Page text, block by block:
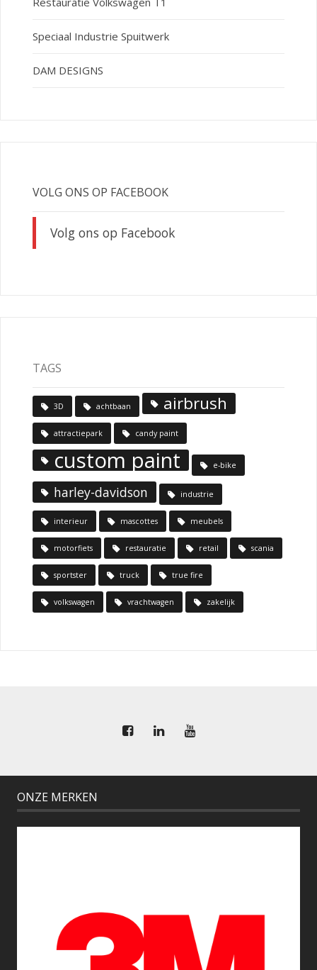
Speciaal Industrie Spuitwerk
DAM DESIGNS
VOLG ONS OP FACEBOOK
Volg ons op Facebook
TAGS
3D achtbaan airbrush
attractiepark candy paint
custom paint e-bike
harley-davidson industrie
interieur mascottes meubels
motorfiets restauratie retail scania
sportster truck true fire
volkswagen vrachtwagen zakelijk
ONZE MERKEN